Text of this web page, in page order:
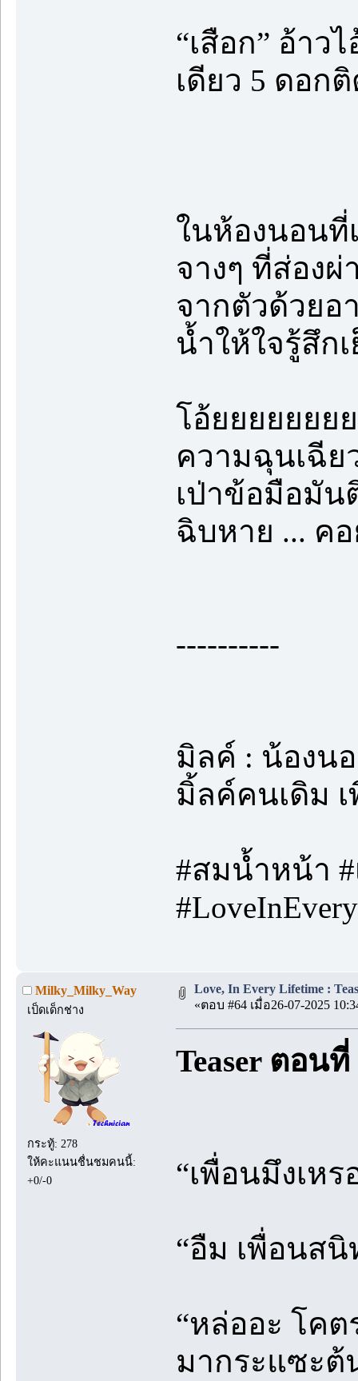
“เสือก” อ้าว
เดียว 5 ดอก
ในห้องนอนที่
จางๆ ที่ส่อง
จากตัวด้วย
น้ำให้ใจรู้สึก
โอ้ยยยยยยย
ความฉุนเฉีย
เป่าข้อมือมั
ฉิบหาย ... ค
----------
มิลค์ : น้องน
มิ้ลค์คนเดิม
#สมน้ำหน้า #
Milky_Milky_Way
เป็ดเด็กช่าง
กระทู้: 278
ให้คะแนนชื่นชมคนนี้:
+0/-0
Love, In Every Lifetime :
«ตอบ #64 เมื่อ26-07-2025
Teaser ตอนที่
“เพื่อนมึงเห
“อืม เพื่อนสนิ
“หล่ออะ โค
มากระแซะต้